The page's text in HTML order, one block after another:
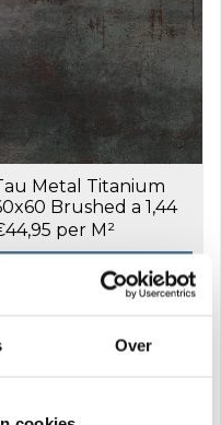
Over
Metal Titanium
Brushed a 1,44
per M²
Toevoegen aan winkelwagen